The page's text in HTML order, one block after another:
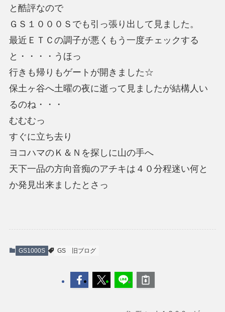
と酷評なので
ＧＳ１０００Ｓでも引っ張り出して見ました。
最近ＥＴＣの調子が悪くもう一度チェックする
と・・・・うほっ
行きも帰りもゲートが開きました☆
保土ヶ谷へ土曜の夜に逝って見ましたが結構人い
るのね・・・
むむむっ
すぐに立ち去り
ヨコハマのＫ＆Ｎを探しに山の手へ
天下一品の方向音痴のアチキは４０分程迷い何と
か発見出来ましたとさっ
GS1000S GS 旧ブログ